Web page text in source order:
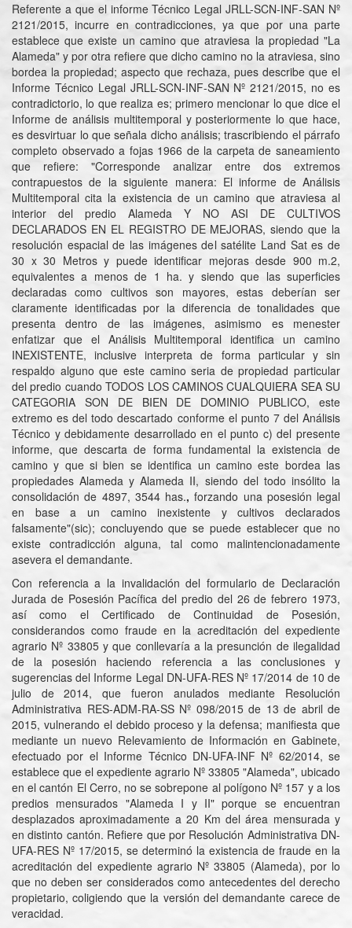
Referente a que el informe Técnico Legal JRLL-SCN-INF-SAN Nº
2121/2015, incurre en contradicciones, ya que por una parte
establece que existe un camino que atraviesa la propiedad "La
Alameda" y por otra refiere que dicho camino no la atraviesa, sino
bordea la propiedad; aspecto que rechaza, pues describe que el
Informe Técnico Legal JRLL-SCN-INF-SAN Nº 2121/2015, no es
contradictorio, lo que realiza es; primero mencionar lo que dice el
Informe de análisis multitemporal y posteriormente lo que hace,
es desvirtuar lo que señala dicho análisis; trascribiendo el párrafo
completo observado a fojas 1966 de la carpeta de saneamiento
que refiere: "Corresponde analizar entre dos extremos
contrapuestos de la siguiente manera: El informe de Análisis
Multitemporal cita la existencia de un camino que atraviesa al
interior del predio Alameda Y NO ASI DE CULTIVOS
DECLARADOS EN EL REGISTRO DE MEJORAS, siendo que la
resolución espacial de las imágenes del satélite Land Sat es de
30 x 30 Metros y puede identificar mejoras desde 900 m.2,
equivalentes a menos de 1 ha. y siendo que las superficies
declaradas como cultivos son mayores, estas deberían ser
claramente identificadas por la diferencia de tonalidades que
presenta dentro de las imágenes, asimismo es menester
enfatizar que el Análisis Multitemporal identifica un camino
INEXISTENTE, inclusive interpreta de forma particular y sin
respaldo alguno que este camino seria de propiedad particular
del predio cuando TODOS LOS CAMINOS CUALQUIERA SEA SU
CATEGORIA SON DE BIEN DE DOMINIO PUBLICO, este
extremo es del todo descartado conforme el punto 7 del Análisis
Técnico y debidamente desarrollado en el punto c) del presente
informe, que descarta de forma fundamental la existencia de
camino y que si bien se identifica un camino este bordea las
propiedades Alameda y Alameda II, siendo del todo insólito la
consolidación de 4897, 3544 has.,forzando una posesión legal
en base a un camino inexistente y cultivos declarados
falsamente"(sic); concluyendo que se puede establecer que no
existe contradicción alguna, tal como malintencionadamente
asevera el demandante.
Con referencia a la invalidación del formulario de Declaración
Jurada de Posesión Pacífica del predio del 26 de febrero 1973,
así como el Certificado de Continuidad de Posesión,
considerandos como fraude en la acreditación del expediente
agrario Nº 33805 y que conllevaría a la presunción de ilegalidad
de la posesión haciendo referencia a las conclusiones y
sugerencias del Informe Legal DN-UFA-RES Nº 17/2014 de 10 de
julio de 2014, que fueron anulados mediante Resolución
Administrativa RES-ADM-RA-SS Nº 098/2015 de 13 de abril de
2015, vulnerando el debido proceso y la defensa; manifiesta que
mediante un nuevo Relevamiento de Información en Gabinete,
efectuado por el Informe Técnico DN-UFA-INF Nº 62/2014, se
establece que el expediente agrario Nº 33805 "Alameda", ubicado
en el cantón El Cerro, no se sobrepone al polígono Nº 157 y a los
predios mensurados "Alameda I y II" porque se encuentran
desplazados aproximadamente a 20 Km del área mensurada y
en distinto cantón. Refiere que por Resolución Administrativa DN-
UFA-RES Nº 17/2015, se determinó la existencia de fraude en la
acreditación del expediente agrario Nº 33805 (Alameda), por lo
que no deben ser considerados como antecedentes del derecho
propietario, coligiendo que la versión del demandante carece de
veracidad.